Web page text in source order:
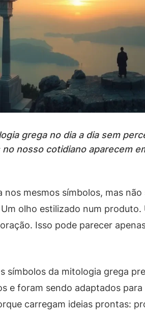
grega no dia a dia sem
nosso cotidiano aparecem
nos mesmos símbolos, mas
olho estilizado num produto.
Isso pode parecer
símbolos da mitologia grega
e foram sendo adaptados
carregam ideias prontas: